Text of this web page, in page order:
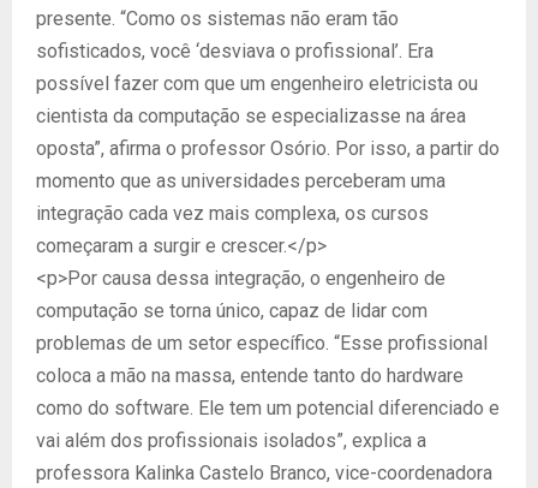
presente. “Como os sistemas não eram tão
sofisticados, você ‘desviava o profissional’. Era
possível fazer com que um engenheiro eletricista ou
cientista da computação se especializasse na área
oposta”, afirma o professor Osório. Por isso, a partir do
momento que as universidades perceberam uma
integração cada vez mais complexa, os cursos
começaram a surgir e crescer.</p>
<p>Por causa dessa integração, o engenheiro de
computação se torna único, capaz de lidar com
problemas de um setor específico. “Esse profissional
coloca a mão na massa, entende tanto do hardware
como do software. Ele tem um potencial diferenciado e
vai além dos profissionais isolados”, explica a
professora Kalinka Castelo Branco, vice-coordenadora